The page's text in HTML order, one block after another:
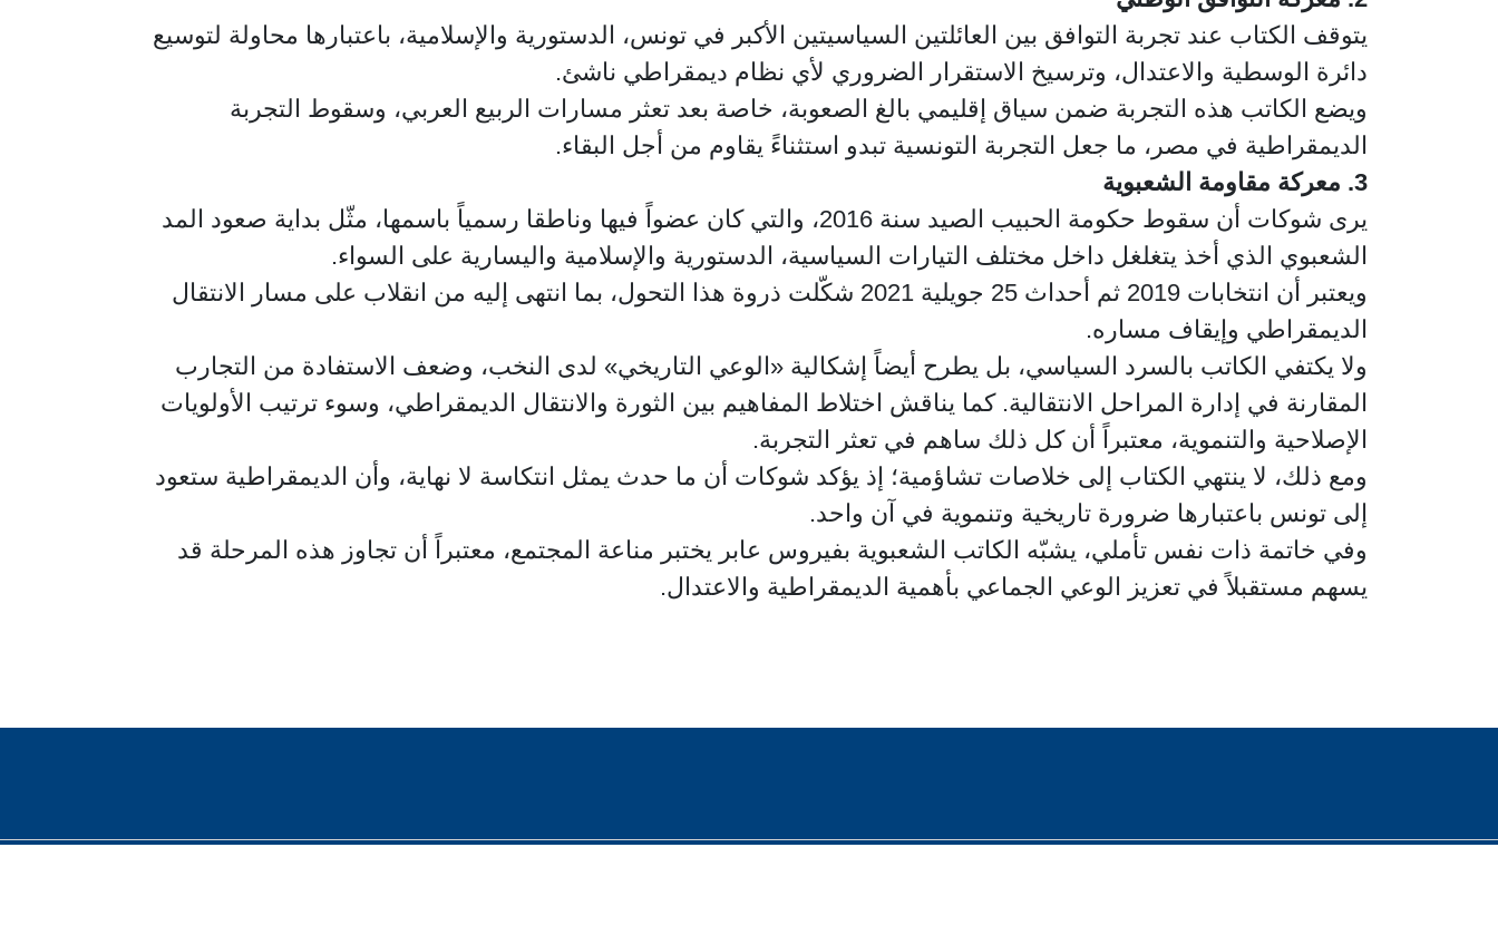
يتوقف الكتاب عند تجربة التوافق بين العائلتين السياسيتين الأكبر في تونس، الدستورية والإسلامية، باعتبارها محاولة لتوسيع
دائرة الوسطية والاعتدال، وترسيخ الاستقرار الضروري لأي نظام ديمقراطي ناشئ.
ويضع الكاتب هذه التجربة ضمن سياق إقليمي بالغ الصعوبة، خاصة بعد تعثر مسارات الربيع العربي، وسقوط التجربة
الديمقراطية في مصر، ما جعل التجربة التونسية تبدو استثناءً يقاوم من أجل البقاء.
3. معركة مقاومة الشعبوية
يرى شوكات أن سقوط حكومة الحبيب الصيد سنة 2016، والتي كان عضواً فيها وناطقا رسمياً باسمها، مثّل بداية صعود المد
الشعبوي الذي أخذ يتغلغل داخل مختلف التيارات السياسية، الدستورية والإسلامية واليسارية على السواء.
ويعتبر أن انتخابات 2019 ثم أحداث 25 جويلية 2021 شكّلت ذروة هذا التحول، بما انتهى إليه من انقلاب على مسار الانتقال
الديمقراطي وإيقاف مساره.
ولا يكتفي الكاتب بالسرد السياسي، بل يطرح أيضاً إشكالية «الوعي التاريخي» لدى النخب، وضعف الاستفادة من التجارب
المقارنة في إدارة المراحل الانتقالية. كما يناقش اختلاط المفاهيم بين الثورة والانتقال الديمقراطي، وسوء ترتيب الأولويات
الإصلاحية والتنموية، معتبراً أن كل ذلك ساهم في تعثر التجربة.
ومع ذلك، لا ينتهي الكتاب إلى خلاصات تشاؤمية؛ إذ يؤكد شوكات أن ما حدث يمثل انتكاسة لا نهاية، وأن الديمقراطية ستعود
إلى تونس باعتبارها ضرورة تاريخية وتنموية في آن واحد.
وفي خاتمة ذات نفس تأملي، يشبّه الكاتب الشعبوية بفيروس عابر يختبر مناعة المجتمع، معتبراً أن تجاوز هذه المرحلة قد
يسهم مستقبلاً في تعزيز الوعي الجماعي بأهمية الديمقراطية والاعتدال.